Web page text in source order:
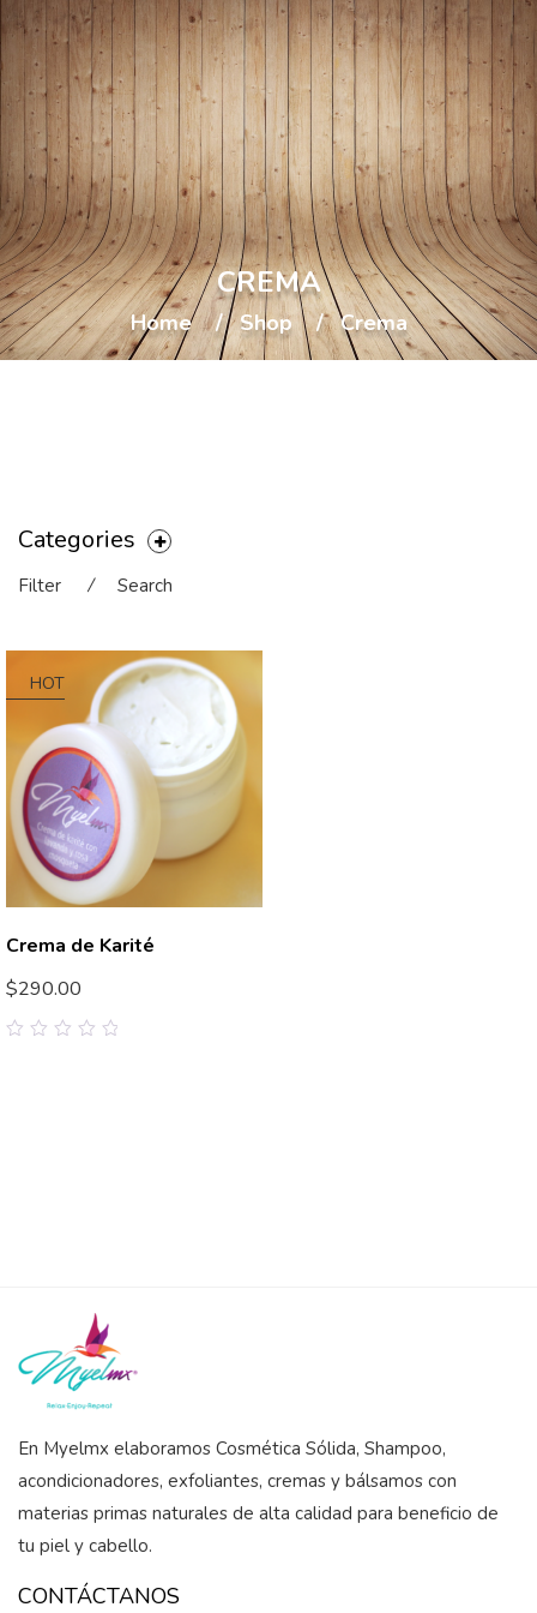
CREMA
Home Shop Crema
Categories
Filter ⁄ Search
HOT
Crema de Karité
$290.00
En Myelmx elaboramos Cosmética Sólida, Shampoo,
acondicionadores, exfoliantes, cremas y bálsamos con
materias primas naturales de alta calidad para beneficio de
tu piel y cabello.
CONTÁCTANOS